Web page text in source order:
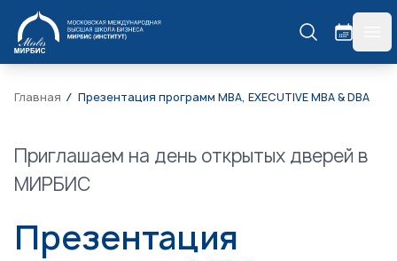
МИРБИС
Главная Презентация программ MBA, EXECUTIVE MBA & DBA
Приглашаем на день открытых дверей в
МИРБИС
Презентация